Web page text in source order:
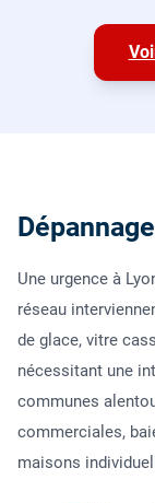
Une urgence à
réseau
de glace, vitre
nécessitant une
communes
commerciales,
maisons